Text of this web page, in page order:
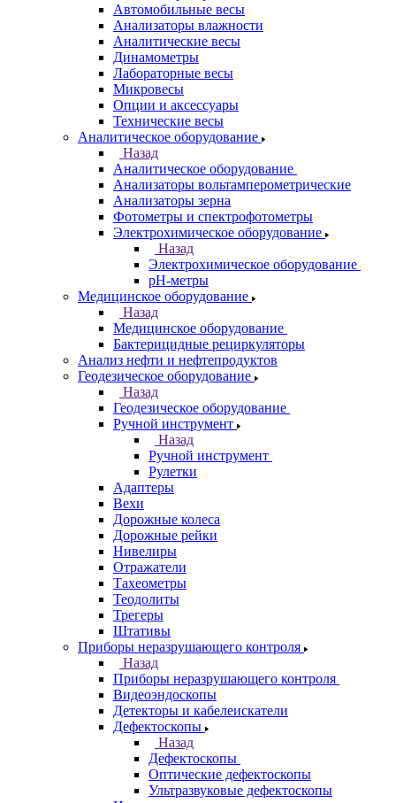
Автомобильные весы
Анализаторы влажности
Аналитические весы
Динамометры
Лабораторные весы
Микровесы
Опции и аксессуары
Технические весы
Аналитическое оборудование
Назад
Аналитическое оборудование
Анализаторы вольтамперометрические
Анализаторы зерна
Фотометры и спектрофотометры
Электрохимическое оборудование
Назад
Электрохимическое оборудование
pH-метры
Медицинское оборудование
Назад
Медицинское оборудование
Бактерицидные рециркуляторы
Анализ нефти и нефтепродуктов
Геодезическое оборудование
Назад
Геодезическое оборудование
Ручной инструмент
Назад
Ручной инструмент
Рулетки
Адаптеры
Вехи
Дорожные колеса
Дорожные рейки
Нивелиры
Отражатели
Тахеометры
Теодолиты
Трегеры
Штативы
Приборы неразрушающего контроля
Назад
Приборы неразрушающего контроля
Видеоэндоскопы
Детекторы и кабелеискатели
Дефектоскопы
Назад
Дефектоскопы
Оптические дефектоскопы
Ультразвуковые дефектоскопы